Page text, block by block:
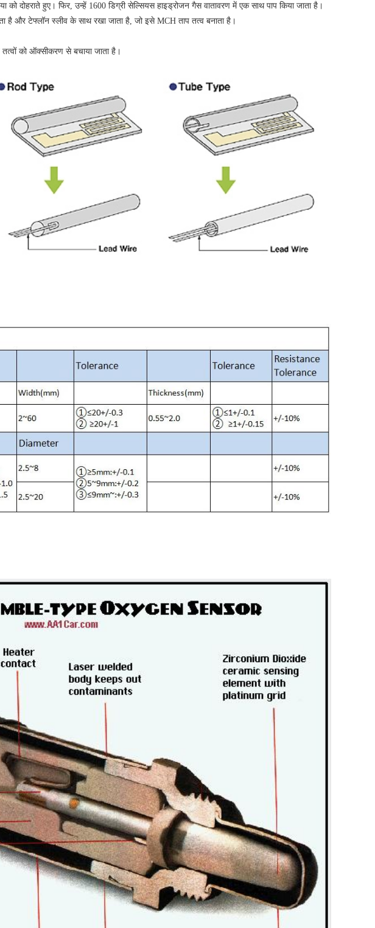
दोहराते हुए। फिर, उन्हें 1600 डिग्री सेल्सियस हाइड्रोजन गैस वातावरण में एक साथ पाप किया जाता है।
है और टेफ्लॉन स्लीव के साथ रखा जाता है, जो इसे MCH ताप तत्व बनाता है।
को ऑक्सीकरण से बचाया जाता है।